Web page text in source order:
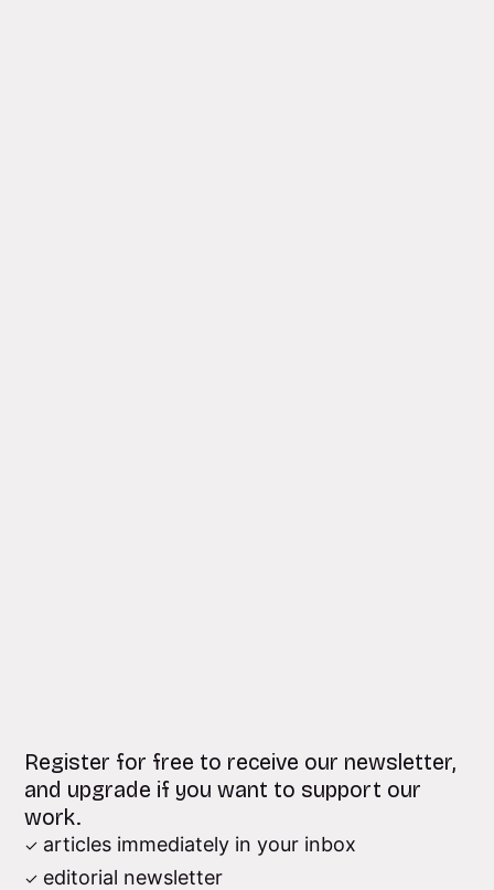
Register for free to receive our newsletter,
and upgrade if you want to support our
work.
articles immediately in your inbox
editorial newsletter